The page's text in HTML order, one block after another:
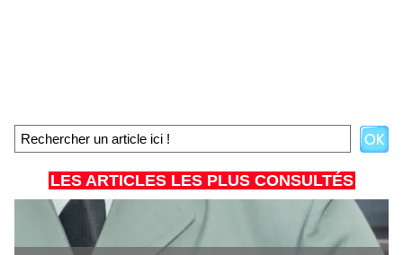
LES ARTICLES LES PLUS CONSULTÉS